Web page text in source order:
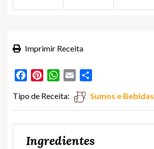
Imprimir Receita
FacebookPinterestWhatsApp
Email
Tipo de Receita: Sumos e Bebidas
Ingredientes